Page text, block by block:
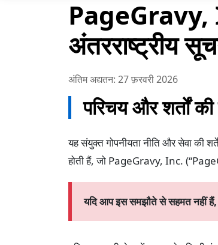
PageGravy,
अंतरराष्ट्रीय
अंतिम अद्यतन: 27 फ़रवरी 2026
परिचय और शर्तों
यह संयुक्त गोपनीयता नीति और सेवा की
होती हैं, जो PageGravy, Inc.
यदि आप इस समझौते से सहमत नहीं हैं,